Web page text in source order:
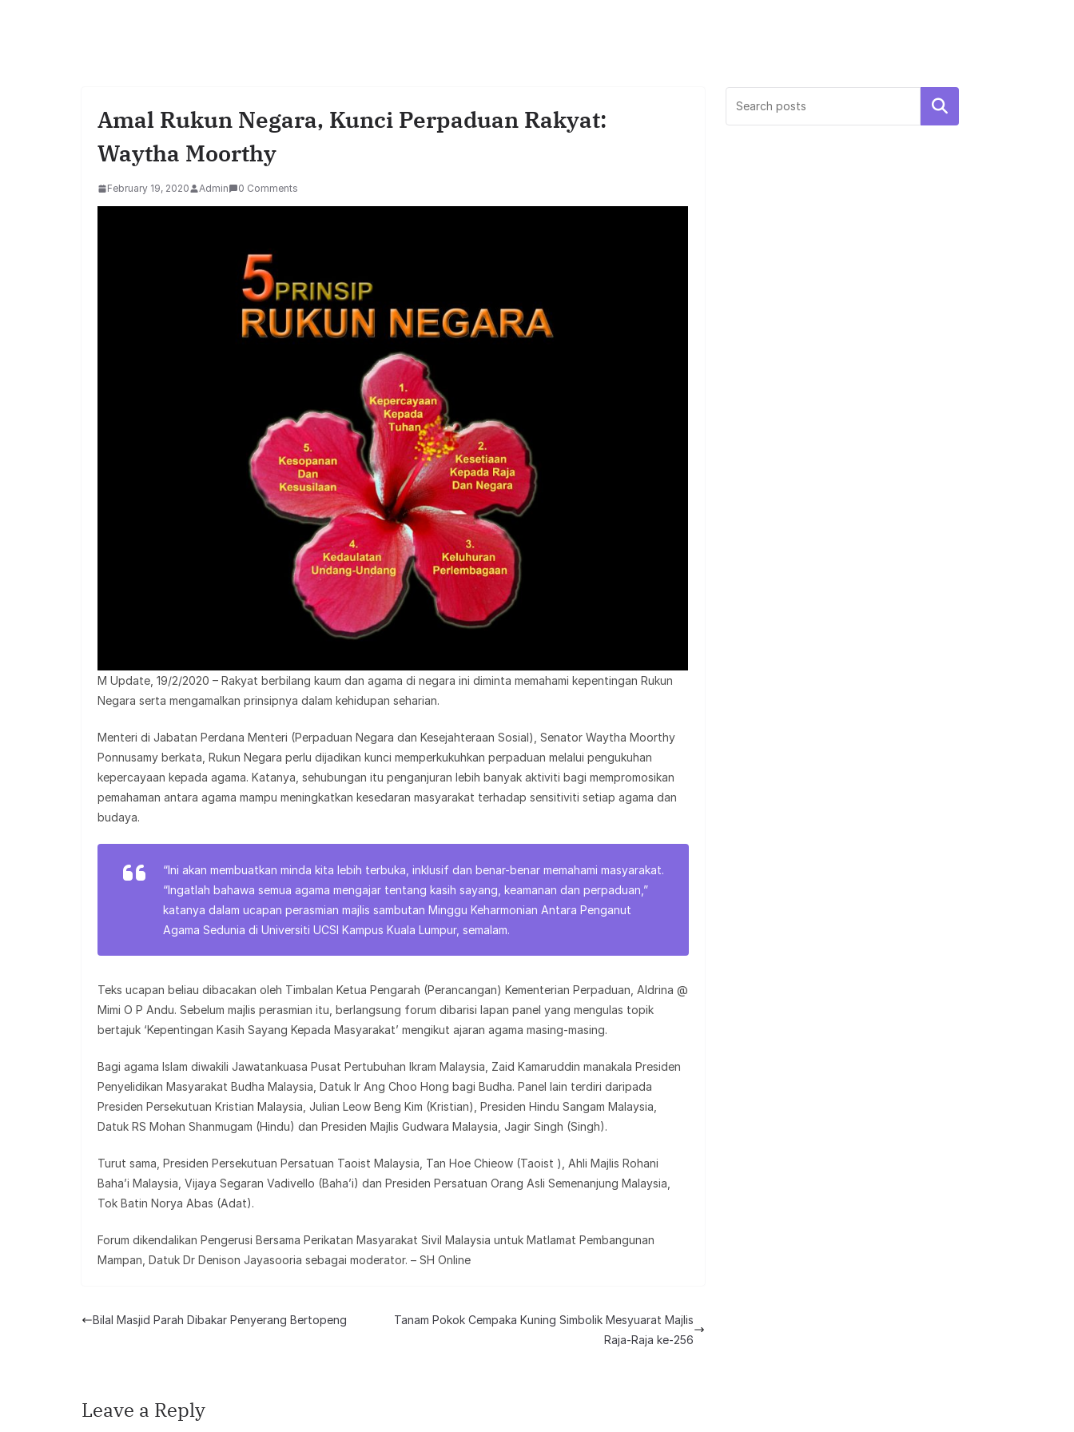
Amal Rukun Negara, Kunci Perpaduan Rakyat:
Waytha Moorthy
February 19, 2020 Admin 0 Comments
M Update, 19/2/2020 – Rakyat berbilang kaum dan agama di negara ini diminta memahami kepentingan Rukun
Negara serta mengamalkan prinsipnya dalam kehidupan seharian.
Menteri di Jabatan Perdana Menteri (Perpaduan Negara dan Kesejahteraan Sosial), Senator Waytha Moorthy
Ponnusamy berkata, Rukun Negara perlu dijadikan kunci memperkukuhkan perpaduan melalui pengukuhan
kepercayaan kepada agama. Katanya, sehubungan itu penganjuran lebih banyak aktiviti bagi mempromosikan
pemahaman antara agama mampu meningkatkan kesedaran masyarakat terhadap sensitiviti setiap agama dan
budaya.
“Ini akan membuatkan minda kita lebih terbuka, inklusif dan benar-benar memahami masyarakat.
“Ingatlah bahawa semua agama mengajar tentang kasih sayang, keamanan dan perpaduan,”
katanya dalam ucapan perasmian majlis sambutan Minggu Keharmonian Antara Penganut
Agama Sedunia di Universiti UCSI Kampus Kuala Lumpur, semalam.
Teks ucapan beliau dibacakan oleh Timbalan Ketua Pengarah (Perancangan) Kementerian Perpaduan, Aldrina @
Mimi O P Andu. Sebelum majlis perasmian itu, berlangsung forum dibarisi lapan panel yang mengulas topik
bertajuk ‘Kepentingan Kasih Sayang Kepada Masyarakat’ mengikut ajaran agama masing-masing.
Bagi agama Islam diwakili Jawatankuasa Pusat Pertubuhan Ikram Malaysia, Zaid Kamaruddin manakala Presiden
Penyelidikan Masyarakat Budha Malaysia, Datuk Ir Ang Choo Hong bagi Budha. Panel lain terdiri daripada
Presiden Persekutuan Kristian Malaysia, Julian Leow Beng Kim (Kristian), Presiden Hindu Sangam Malaysia,
Datuk RS Mohan Shanmugam (Hindu) dan Presiden Majlis Gudwara Malaysia, Jagir Singh (Singh).
Turut sama, Presiden Persekutuan Persatuan Taoist Malaysia, Tan Hoe Chieow (Taoist ), Ahli Majlis Rohani
Baha’i Malaysia, Vijaya Segaran Vadivello (Baha’i) dan Presiden Persatuan Orang Asli Semenanjung Malaysia,
Tok Batin Norya Abas (Adat).
Forum dikendalikan Pengerusi Bersama Perikatan Masyarakat Sivil Malaysia untuk Matlamat Pembangunan
Mampan, Datuk Dr Denison Jayasooria sebagai moderator. – SH Online
Bilal Masjid Parah Dibakar Penyerang Bertopeng
Tanam Pokok Cempaka Kuning Simbolik Mesyuarat Majlis
Raja-Raja ke-256
Leave a Reply
Search